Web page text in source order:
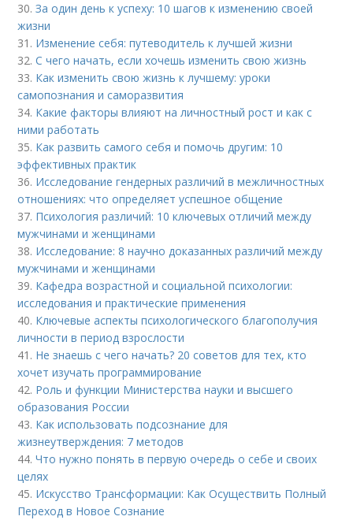
30.За один день к успеху: 10 шагов к изменению своей
жизни
31. Изменение себя: путеводитель к лучшей жизни
32.С чего начать, если хочешь изменить свою жизнь
33. Как изменить свою жизнь к лучшему: уроки
самопознания и саморазвития
34. Какие факторы влияют на личностный рост и как с
ними работать
35. Как развить самого себя и помочь другим: 10
эффективных практик
36. Исследование гендерных различий в межличностных
отношениях: что определяет успешное общение
37. Психология различий: 10 ключевых отличий между
мужчинами и женщинами
38. Исследование: 8 научно доказанных различий между
мужчинами и женщинами
39. Кафедра возрастной и социальной психологии:
исследования и практические применения
40. Ключевые аспекты психологического благополучия
личности в период взрослости
41. Не знаешь с чего начать? 20 советов для тех, кто
хочет изучать программирование
42. Роль и функции Министерства науки и высшего
образования России
43. Как использовать подсознание для
жизнеутверждения: 7 методов
44.Что нужно понять в первую очередь о себе и своих
целях
45. Искусство Трансформации: Как Осуществить Полный
Переход в Новое Сознание